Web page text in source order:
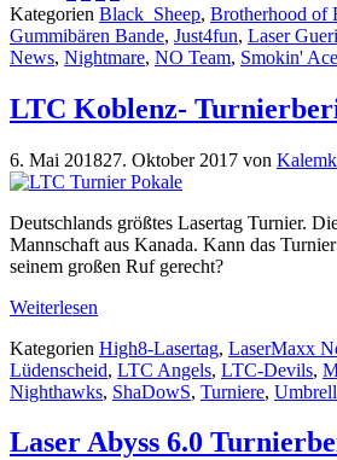
Kategorien Black_Sheep, Brotherhood of
Gummibären Bande, Just4fun, Laser
News, Nightmare, NO Team, Smokin'
LTC Koblenz-
6. Mai 201827. Oktober 2017 von
Deutschlands größtes Lasertag Turnier.
Mannschaft aus Kanada. Kann das
seinem großen Ruf gerecht?
Weiterlesen
Kategorien High8-Lasertag, LaserMaxx
Lüdenscheid, LTC Angels, LTC-Devils,
Nighthawks, ShaDowS, Turniere,
Laser Abyss 6.0